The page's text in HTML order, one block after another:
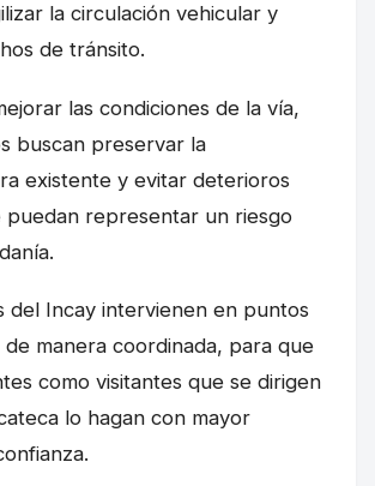
la circulación vehicular y
de tránsito.
las condiciones de la vía,
buscan preservar la
existente y evitar deterioros
puedan representar un riesgo
del Incay intervienen en puntos
manera coordinada, para que
como visitantes que se dirigen
lo hagan con mayor